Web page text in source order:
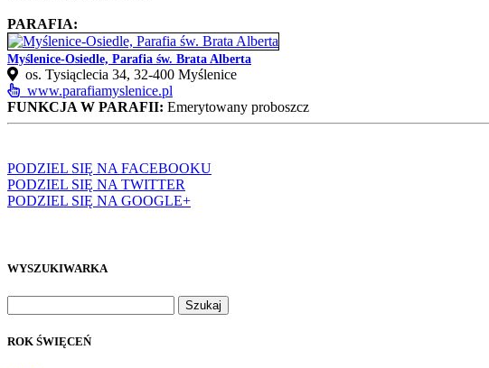
PARAFIA:
Myślenice-Osiedle, Parafia św. Brata Alberta
os. Tysiąclecia 34, 32‑400 Myślenice
www.parafiamyslenice.pl
FUNKCJA W PARAFII: Emerytowany proboszcz
PODZIEL SIĘ NA FACEBOOKU
PODZIEL SIĘ NA TWITTER
PODZIEL SIĘ NA GOOGLE+
WYSZUKIWARKA
ROK ŚWIĘCEŃ